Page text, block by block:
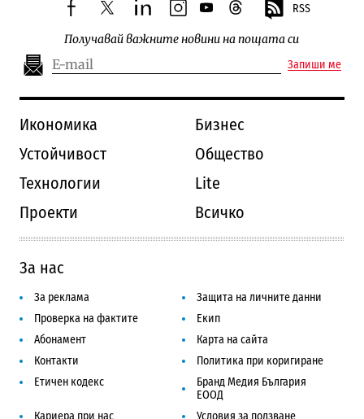
facebooktwitterlinkedininstagram
youtubethreads RSS
Получавай важните новини на пощата си
Запиши ме
Икономика
Бизнес
Устойчивост
Общество
Технологии
Lite
Проекти
Всичко
За нас
За реклама
Защита на личните данни
Проверка на фактите
Екип
Абонамент
Карта на сайта
Контакти
Политика при коригиране
Етичен кодекс
Бранд Медия България
ЕООД